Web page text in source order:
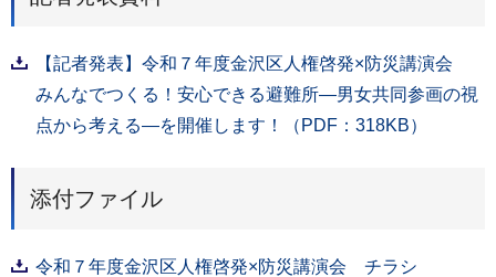
【記者発表】令和７年度金沢区人権啓発×防災講演会
みんなでつくる！安心できる避難所―男女共同参画の視
点から考える―を開催します！（PDF：318KB）
添付ファイル
令和７年度金沢区人権啓発×防災講演会 チラシ